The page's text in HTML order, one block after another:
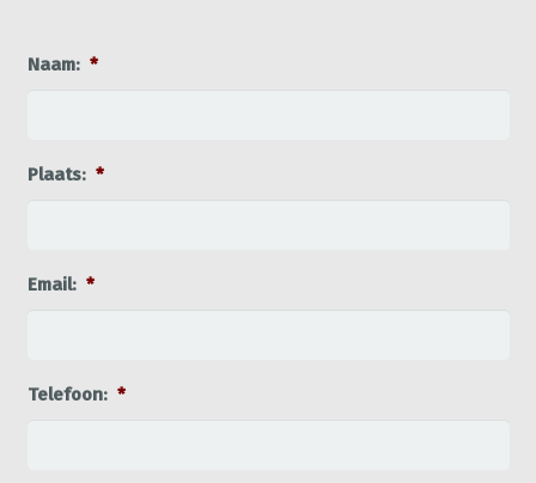
Naam: *
Plaats: *
Email: *
Telefoon: *